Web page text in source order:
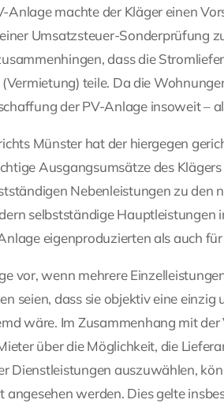
Anlage machte der Kläger einen
Umsatzsteuer-Sonderprüfung
dass die
teile. Da die
der PV-Anlage insoweit –
Münster hat der hiergegen
Ausgangsumsätze des
Nebenleistungen zu den
selbstständige
eigenproduzierten als auch
vor, wenn mehrere
seien, dass sie objektiv eine
wäre. Im Zusammenhang mit
über die Möglichkeit, die
Dienstleistungen auszuwählen,
werden. Dies gelte